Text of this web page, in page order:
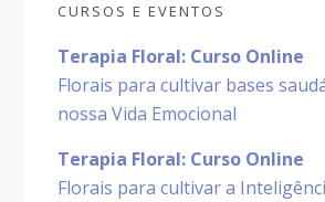
CURSOS E EVENTOS
Terapia Floral: Curso Online
Florais para cultivar bases
nossa Vida Emocional
Terapia Floral: Curso Online
Florais para cultivar a